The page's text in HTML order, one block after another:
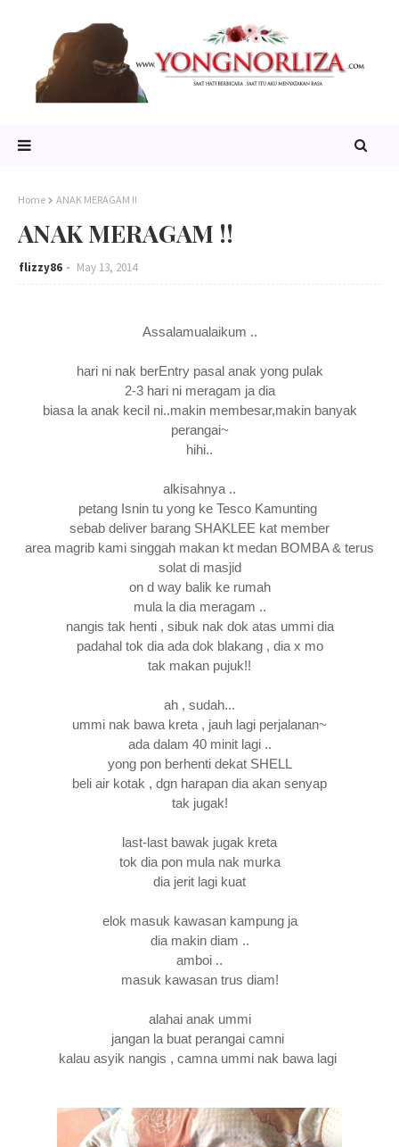
Home ANAK MERAGAM !!
ANAK MERAGAM !!
flizzy86 May 13, 2014
Assalamualaikum ..
hari ni nak berEntry pasal anak yong pulak
2-3 hari ni meragam ja dia
biasa la anak kecil ni..makin membesar,makin banyak
perangai~
hihi..
alkisahnya ..
petang Isnin tu yong ke Tesco Kamunting
sebab deliver barang SHAKLEE kat member
area magrib kami singgah makan kt medan BOMBA & terus
solat di masjid
on d way balik ke rumah
mula la dia meragam ..
nangis tak henti , sibuk nak dok atas ummi dia
padahal tok dia ada dok blakang , dia x mo
tak makan pujuk!!
ah , sudah...
ummi nak bawa kreta , jauh lagi perjalanan~
ada dalam 40 minit lagi ..
yong pon berhenti dekat SHELL
beli air kotak , dgn harapan dia akan senyap
tak jugak!
last-last bawak jugak kreta
tok dia pon mula nak murka
dia jerit lagi kuat
elok masuk kawasan kampung ja
dia makin diam ..
amboi ..
masuk kawasan trus diam!
alahai anak ummi
jangan la buat perangai camni
kalau asyik nangis , camna ummi nak bawa lagi